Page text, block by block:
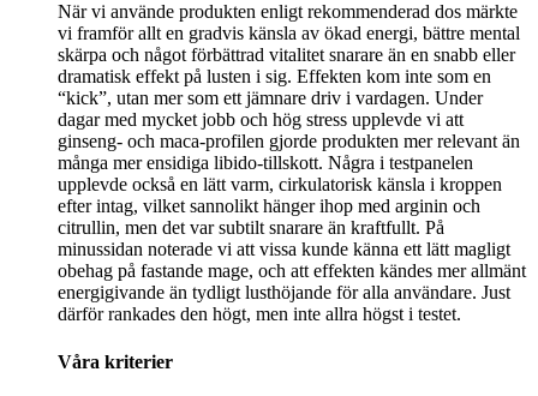
När vi använde produkten enligt rekommenderad dos märkte
vi framför allt en gradvis känsla av ökad energi, bättre mental
skärpa och något förbättrad vitalitet snarare än en snabb eller
dramatisk effekt på lusten i sig. Effekten kom inte som en
“kick”, utan mer som ett jämnare driv i vardagen. Under
dagar med mycket jobb och hög stress upplevde vi att
ginseng- och maca-profilen gjorde produkten mer relevant än
många mer ensidiga libido-tillskott. Några i testpanelen
upplevde också en lätt varm, cirkulatorisk känsla i kroppen
efter intag, vilket sannolikt hänger ihop med arginin och
citrullin, men det var subtilt snarare än kraftfullt. På
minussidan noterade vi att vissa kunde känna ett lätt magligt
obehag på fastande mage, och att effekten kändes mer allmänt
energigivande än tydligt lusthöjande för alla användare. Just
därför rankades den högt, men inte allra högst i testet.
Våra kriterier